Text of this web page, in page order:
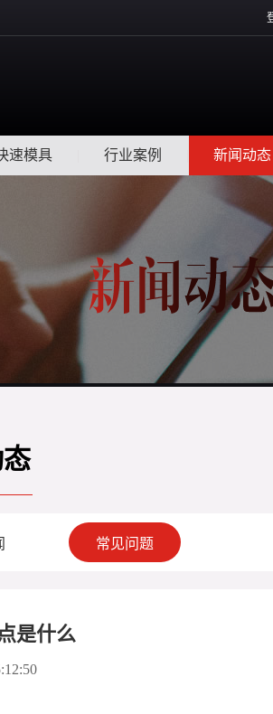
速模具 行业案例 新闻动态
常见问题
是什么